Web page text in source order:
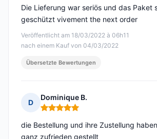
Veröffentlicht am 18/03/2022 à 06h11
nach einem Kauf von 04/03/2022
Die Lieferung war seriös und das Paket
geschützt vivement the next order
Übersetzte Bewertungen
D
Dominique B.
Hinweis: 5 von 5
die Bestellung und ihre Zustellung
ganz zufrieden gestellt